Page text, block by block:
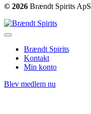
© 2026 Brændt Spirits ApS
Brændt Spirits
Kontakt
Min konto
Blev medlem nu